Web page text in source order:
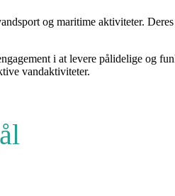
og maritime aktiviteter.
i at levere pålidelige og
vandaktiviteter.